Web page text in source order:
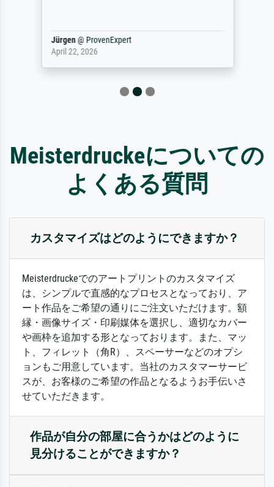
Jürgen@ ProvenExpert
April 22, 2026
Meisterdruckeについての
よくある質問
カスタマイズはどのようにできますか？
Meisterdruckeでのアートプリントのカスタマイズ
は、シンプルで直感的なプロセスとなっており、ア
ート作品をご希望の通りにご注文いただけます。額
縁・画像サイズ・印刷媒体を選択し、適切なカバー
や画枠を追加する形となっております。また、マッ
ト、フィレット（角R）、スペーサーなどのオプシ
ョンもご用意しています。当社のカスタマーサービ
スが、お客様のご希望の作品となるようお手伝いさ
せていただきます。
作品が自分の部屋に合うかはどのように
見分けることができますか？